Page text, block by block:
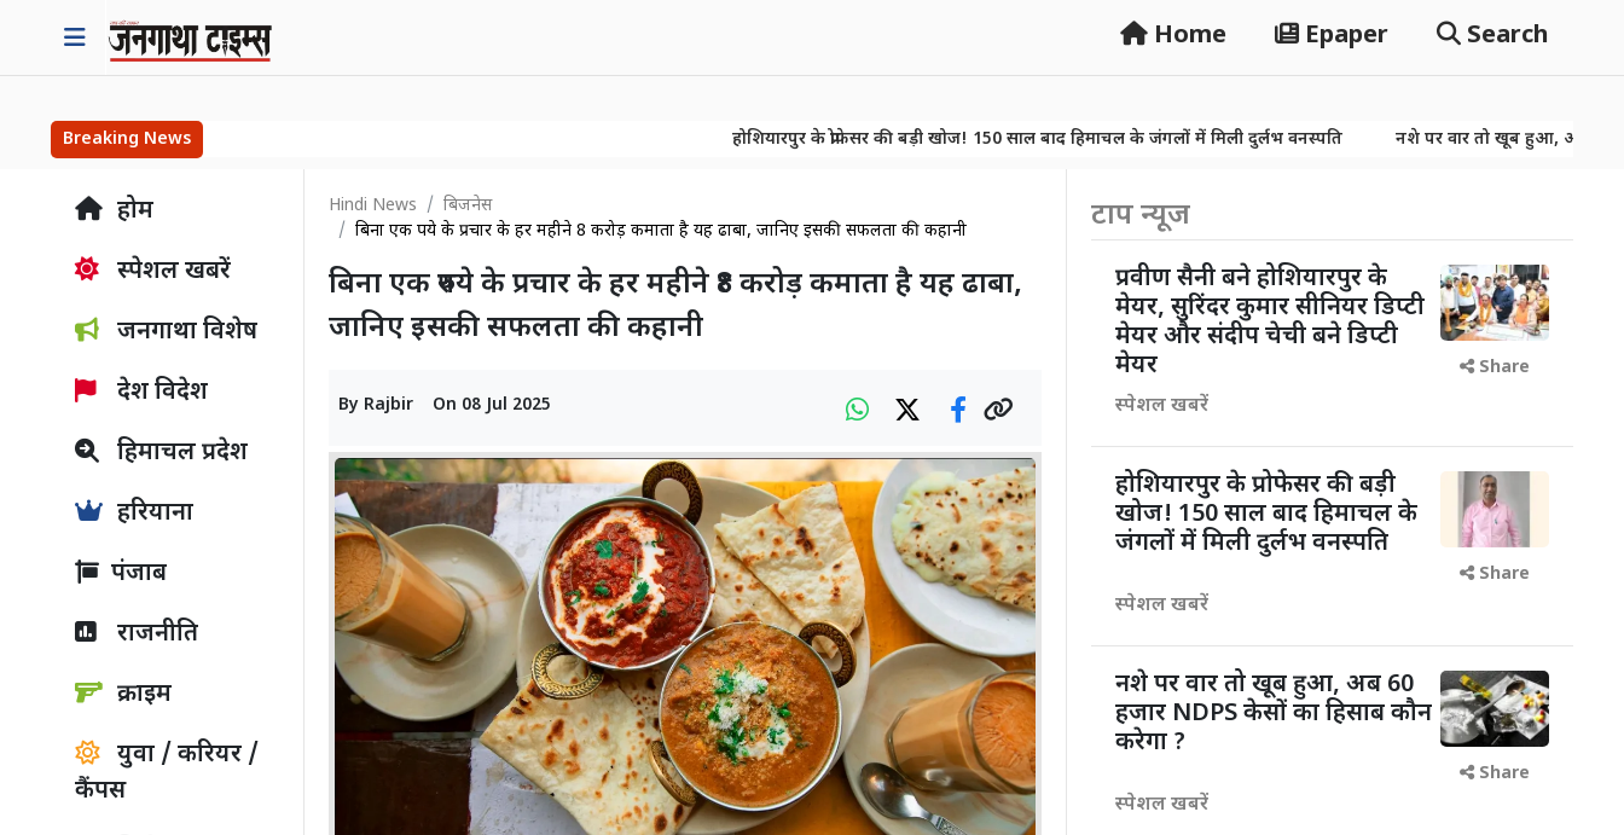
Home Epaper Search
Breaking News होशियारपुर के प्रोफेसर की बड़ी खोज! 150 साल बाद हिमाचल के जंगलों में मिली दुर्लभ वनस्पति
नशे पर वार तो खूब हुआ, अब 60 हजार NDPS
होम
स्पेशल खबरें
जनगाथा विशेष
देश विदेश
हिमाचल प्रदेश
हरियाना
पंजाब
राजनीति
क्राइम
युवा / करियर /
कैंपस
Hindi News
बिजनेस
बिना एक रुपये के प्रचार के हर महीने ₹8 करोड़ कमाता है यह ढाबा, जानिए इसकी सफलता की कहानी
बिना एक रुपये के प्रचार के हर महीने ₹8 करोड़ कमाता है यह ढाबा,
जानिए इसकी सफलता की कहानी
By Rajbir On 08 Jul 2025
टाप न्यूज
प्रवीण सैनी बने होशियारपुर के
मेयर, सुरिंदर कुमार सीनियर डिप्टी
मेयर और संदीप चेची बने डिप्टी
मेयर
स्पेशल खबरें
Share
होशियारपुर के प्रोफेसर की बड़ी
खोज! 150 साल बाद हिमाचल के
जंगलों में मिली दुर्लभ वनस्पति
स्पेशल खबरें
Share
नशे पर वार तो खूब हुआ, अब 60
हजार NDPS केसों का हिसाब कौन
करेगा ?
स्पेशल खबरें
Share